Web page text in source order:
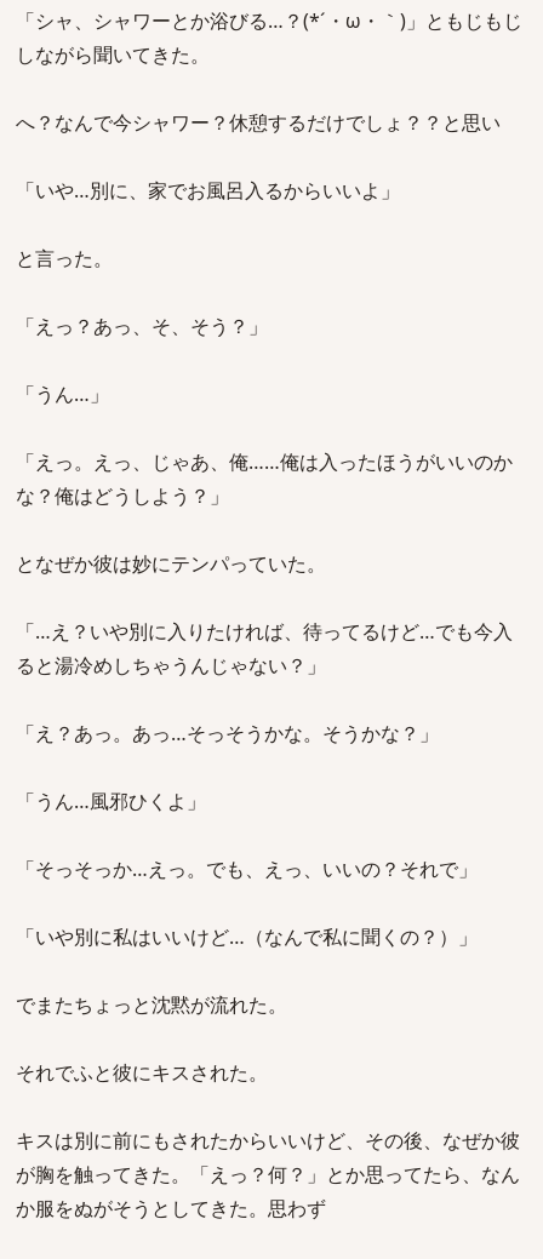
「シャ、シャワーとか浴びる…？(*´・ω・｀)」ともじもじ
しながら聞いてきた。
へ？なんで今シャワー？休憩するだけでしょ？？と思い
「いや…別に、家でお風呂入るからいいよ」
と言った。
「えっ？あっ、そ、そう？」
「うん…」
「えっ。えっ、じゃあ、俺……俺は入ったほうがいいのか
な？俺はどうしよう？」
となぜか彼は妙にテンパっていた。
「…え？いや別に入りたければ、待ってるけど…でも今入
ると湯冷めしちゃうんじゃない？」
「え？あっ。あっ…そっそうかな。そうかな？」
「うん…風邪ひくよ」
「そっそっか…えっ。でも、えっ、いいの？それで」
「いや別に私はいいけど…（なんで私に聞くの？）」
でまたちょっと沈黙が流れた。
それでふと彼にキスされた。
キスは別に前にもされたからいいけど、その後、なぜか彼
が胸を触ってきた。「えっ？何？」とか思ってたら、なん
か服をぬがそうとしてきた。思わず